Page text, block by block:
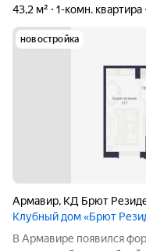
43,2 м² 1-комн. квартира
новостройка
Армавир, КД Брют
Клубный дом «Брют
В Армавире появился